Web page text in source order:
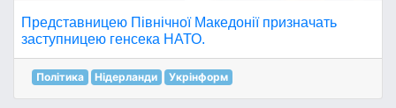
Представницею Північної Македонії призначать
заступницею генсека НАТО.
Політика Нідерланди Укрінформ